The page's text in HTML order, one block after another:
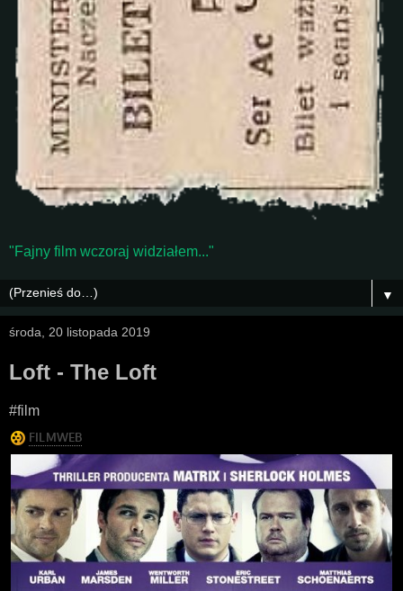
"Fajny film wczoraj widziałem..."
▼
środa, 20 listopada 2019
Loft - The Loft
#film